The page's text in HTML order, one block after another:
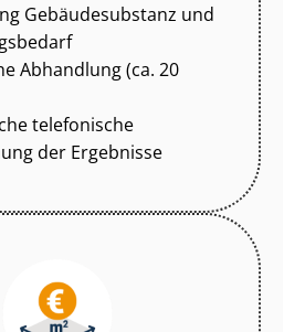
Gebäudesubstanz und
Abhandlung (ca. 20
telefonische
der Ergebnisse